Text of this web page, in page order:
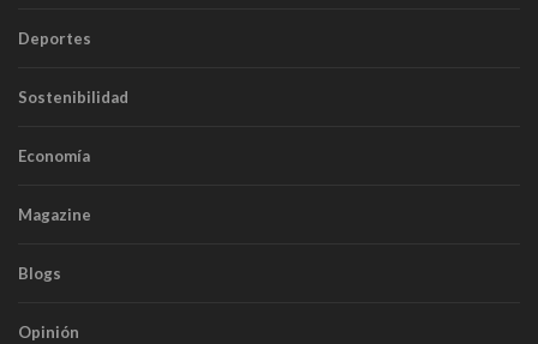
Deportes
Sostenibilidad
Economía
Magazine
Blogs
Opinión